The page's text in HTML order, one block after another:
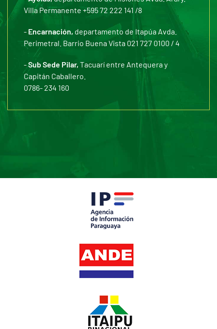
Villa Permanente +595 72 222 141 /8
- Encarnación, departamento de Itapúa Avda.
Perimetral. Barrio Buena Vista 021 727 0100 / 4
-Sub Sede Pilar, Tacuarí entre Antequera y
Capitán Caballero.
0786- 234 160